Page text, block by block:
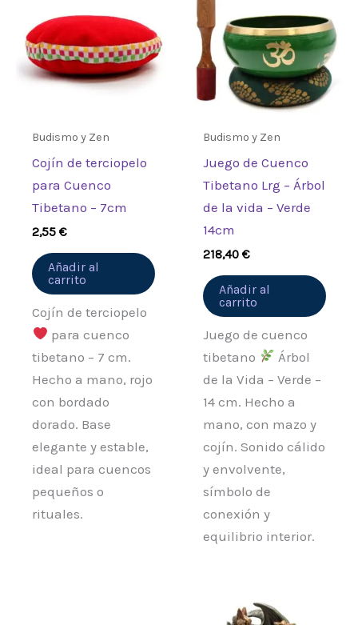
Budismo y Zen
Cojín de terciopelo
para Cuenco
Tibetano – 7cm
2,55€
Añadir al
carrito
Cojín de terciopelo
para cuenco
tibetano – 7 cm.
Hecho a mano, rojo
con bordado
dorado. Base
elegante y estable,
ideal para cuencos
pequeños o
rituales.
Budismo y Zen
Juego de Cuenco
Tibetano Lrg – Árbol
de la vida – Verde
14cm
218,40€
Añadir al
carrito
Juego de cuenco
tibetano
Árbol
de la Vida – Verde –
14 cm. Hecho a
mano, con mazo y
cojín. Sonido cálido
y envolvente,
símbolo de
conexión y
equilibrio interior.